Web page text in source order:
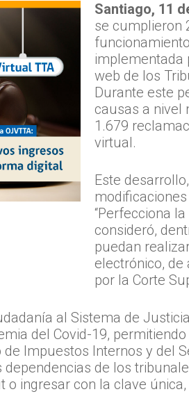
Santiago, 11
se cumplieron
implementada
web de los
Durante este
causas a nivel
1.679
virtual.
Este
“Perfecciona
consideró,
puedan
electrónico,
por la Corte
al Sistema de
del Covid-19,
Impuestos Internos y del
de los
ingresar con la clave